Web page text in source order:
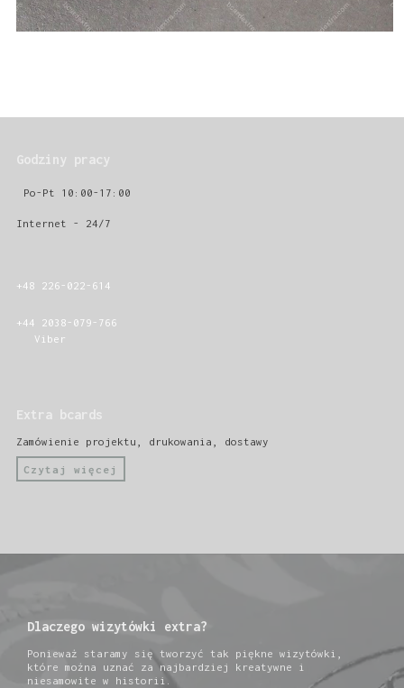
Godziny pracy
Po-Pt 10:00-17:00
Internet - 24/7
+48 226-022-614
+44 2038-079-766
Viber
Extra bcards
Zamówienie projektu, drukowania, dostawy
Czytaj więcej
Dlaczego wizytówki extra?
Ponieważ staramy się tworzyć tak piękne wizytówki,
które można uznać za najbardziej kreatywne i
niesamowite w historii.